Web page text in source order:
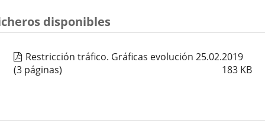
disponibles
Restricción tráfico. Gráficas evolución 25.02.2019
183 KB
(3 páginas)